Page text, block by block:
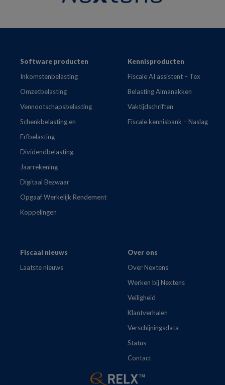
FooterSoftware producten
Inkomstenbelasting
Omzetbelasting
Vennootschapsbelasting
Schenkbelasting en
Erfbelasting
Dividendbelasting
Jaarrekening
Digitaal Bezwaar
Opgaaf Werkelijk Rendement
Koppelingen
Kennisproducten
Fiscale AI assistent – Tex
Belasting Almanakken
Vaktijdschriften
Fiscale kennisbank – Naslag
Fiscaal nieuws
Laatste nieuws
Over ons
Over Nextens
Werken bij Nextens
Veiligheid
Klantverhalen
Verschijningsdata
Status
Contact